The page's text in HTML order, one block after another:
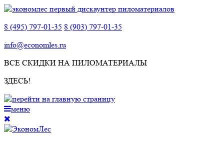
8 (495) 797-01-35 8 (903) 797-01-35
info@economles.ru
ВСЕ СКИДКИ НА ПИЛОМАТЕРИАЛЫ
ЗДЕСЬ!
меню